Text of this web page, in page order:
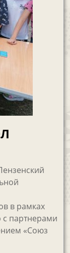
в рамках
с партнерами
«Союз